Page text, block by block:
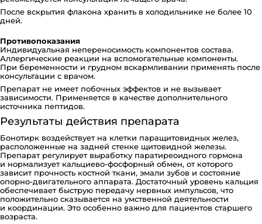
После вскрытия флакона хранить в холодильнике не более 10
дней.
Противопоказания
Индивидуальная непереносимость компонентов состава.
Аллергические реакции на вспомогательные компоненты.
При беременности и грудном вскармливании применять после
консультации с врачом.
Препарат не имеет побочных эффектов и не вызывает
зависимости. Применяется в качестве дополнительного
источника пептидов.
Результаты действия препарата
Бонотирк воздействует на клетки паращитовидных желез,
расположенные на задней стенке щитовидной железы.
Препарат регулирует выработку паратиреоидного гормона
и нормализует кальциево-фосфорный обмен, от которого
зависит прочность костной ткани, эмали зубов и состояние
опорно-двигательного аппарата. Достаточный уровень кальция
обеспечивает быструю передачу нервных импульсов, что
положительно сказывается на умственной деятельности
и координации. Это особенно важно для пациентов старшего
возраста.